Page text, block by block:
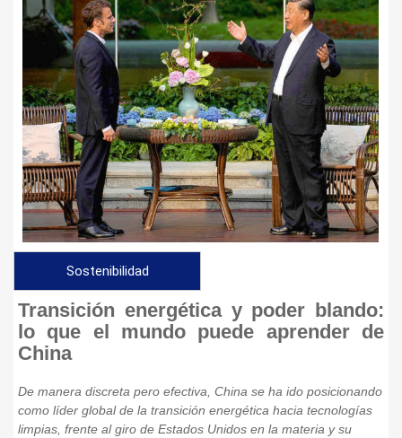
Sostenibilidad
Transición energética y poder blando:
lo que el mundo puede aprender de
China
De manera discreta pero efectiva, China se ha ido posicionando
como líder global de la transición energética hacia tecnologías
limpias, frente al giro de Estados Unidos en la materia y su